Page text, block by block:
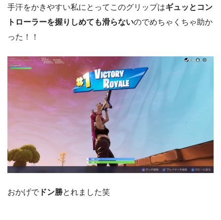
手汗をかきやすい私にとってこのグリップはギュッとコン
トローラーを握りしめても滑らないのでめちゃくちゃ助か
った！！
おかげで ドン勝とれました笑